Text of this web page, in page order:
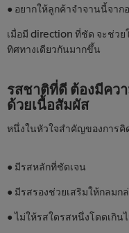
● อยากให้ลูกค้าจำจานนี้จาก
เมื่อมี direction ที่ชัด จะช่วย
ทิศทางเดียวกันมากขึ้น
รสชาติที่ดี ต้องมีคว
ด้วยเนื้อสัมผัส
หนึ่งในหัวใจสำคัญของการคิ
● มีรสหลักที่ชัดเจน
● มีรสรองช่วยเสริมให้กลมก
● ไม่ให้รสใดรสหนึ่งโดดเกิน